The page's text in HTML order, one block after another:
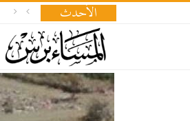
الأحدث